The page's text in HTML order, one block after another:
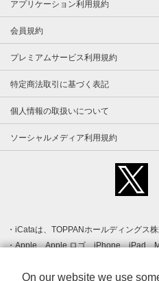
アプリケーション利用規約
会員規約
プレミアムサービス利用規約
特定商法取引に基づく表記
個人情報の取扱いについて
ソーシャルメディア利用規約
iCataは、TOPPANホールディングス株
Apple、Apple ロゴ、iPhone、iPad、
登録された Apple Inc. の商標です。
クです。
On our website we use